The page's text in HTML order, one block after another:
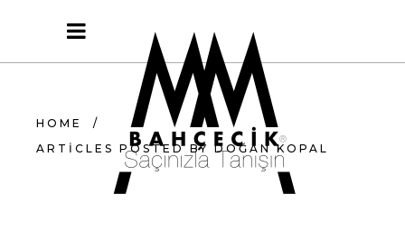
HOME
/
ARTICLES POSTED BY DOĞAN KOPAL